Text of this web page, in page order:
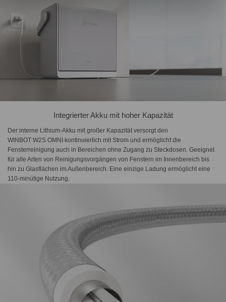
Integrierter Akku mit hoher Kapazität
Der interne Lithium-Akku mit großer Kapazität versorgt den
WINBOT W2S OMNI kontinuierlich mit Strom und ermöglicht die
Fensterreinigung auch in Bereichen ohne Zugang zu Steckdosen. Geeignet
für alle Arten von Reinigungsvorgängen von Fenstern im Innenbereich bis
hin zu Glasflächen im Außenbereich. Eine einzige Ladung ermöglicht eine
110-minütige Nutzung.